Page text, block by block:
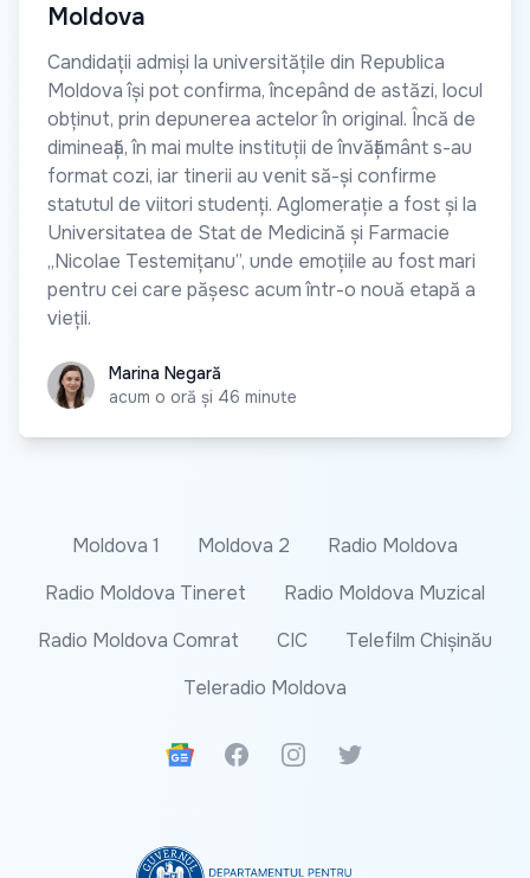
Moldova
Candidații admiși la universitățile din Republica
Moldova își pot confirma, începând de astăzi, locul
obținut, prin depunerea actelor în original. Încă de
dimineață, în mai multe instituții de învățământ s-au
format cozi, iar tinerii au venit să-și confirme
statutul de viitori studenți. Aglomerație a fost și la
Universitatea de Stat de Medicină și Farmacie
„Nicolae Testemițanu”, unde emoțiile au fost mari
pentru cei care pășesc acum într-o nouă etapă a
vieții.
Marina Negară
Marina Negară
acum o oră și 46 minute
Moldova 1 Moldova 2
Radio Moldova
Radio Moldova Tineret
Radio Moldova Muzical
Radio Moldova Comrat
CIC
Telefilm Chișinău
Teleradio Moldova
Google News
FacebookInstagramTwitter